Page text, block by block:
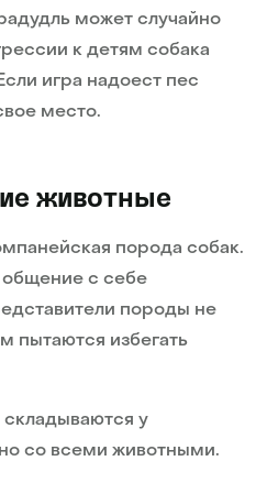
может случайно
к детям собака
игра надоест пес
место.
животные
порода собак.
общение с себе
породы не
пытаются избегать
у
со всеми животными.